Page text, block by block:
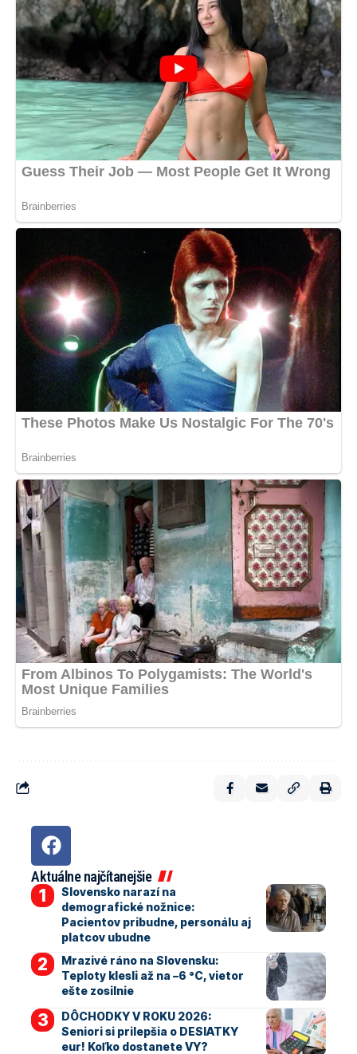
Aktuálne najčítanejšie
Slovensko narazí na
demografické nožnice:
Pacientov pribudne, personálu aj
platcov ubudne
Mrazivé ráno na Slovensku:
Teploty klesli až na –6 °C, vietor
ešte zosilnie
DÔCHODKY V ROKU 2026:
Seniori si prilepšia o DESIATKY
eur! Koľko dostanete VY?